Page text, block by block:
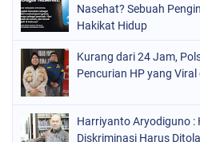
Nasehat? Sebuah
Hakikat Hidup
Kurang dari 24 Jam,
Pencurian HP yang Viral
Harriyanto Aryodiguno :
Diskriminasi Harus